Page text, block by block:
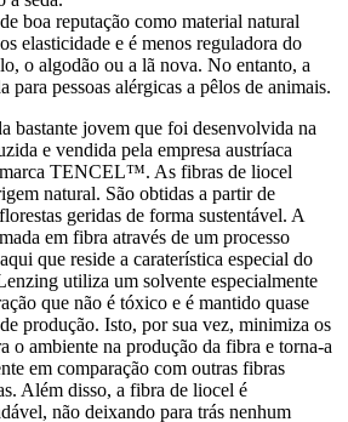
boa reputação como material natural
elasticidade e é menos reguladora do
o algodão ou a lã nova. No entanto, a
para pessoas alérgicas a pêlos de animais.
bastante jovem que foi desenvolvida na
e vendida pela empresa austríaca
TENCEL™. As fibras de liocel
natural. São obtidas a partir de
geridas de forma sustentável. A
em fibra através de um processo
que reside a caraterística especial do
utiliza um solvente especialmente
que não é tóxico e é mantido quase
produção. Isto, por sua vez, minimiza os
o ambiente na produção da fibra e torna-a
em comparação com outras fibras
Além disso, a fibra de liocel é
não deixando para trás nenhum